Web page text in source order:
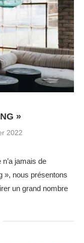
»
2022
jamais de
», nous présentons
un grand nombre